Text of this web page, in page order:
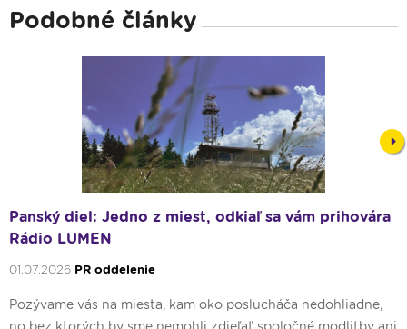
Podobné články
Panský diel: Jedno z miest, odkiaľ sa vám prihovára
Rádio LUMEN
01.07.2026 PR oddelenie
Pozývame vás na miesta, kam oko poslucháča nedohliadne,